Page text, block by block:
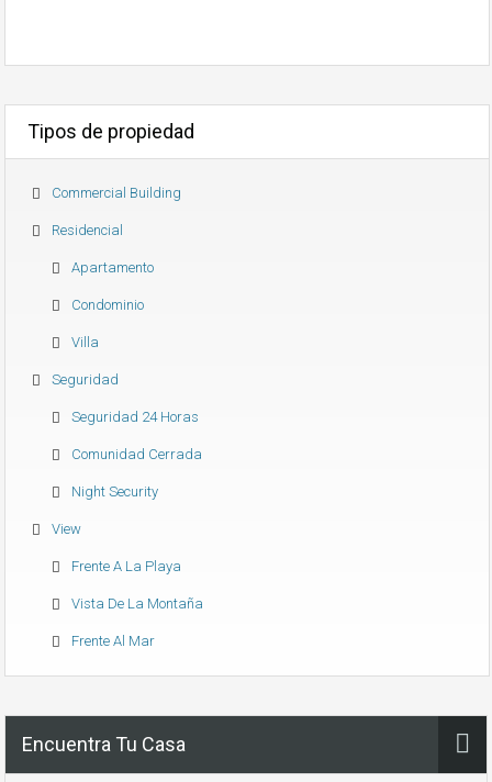
Tipos de propiedad
Commercial Building
Residencial
Apartamento
Condominio
Villa
Seguridad
Seguridad 24 Horas
Comunidad Cerrada
Night Security
View
Frente A La Playa
Vista De La Montaña
Frente Al Mar
Encuentra Tu Casa